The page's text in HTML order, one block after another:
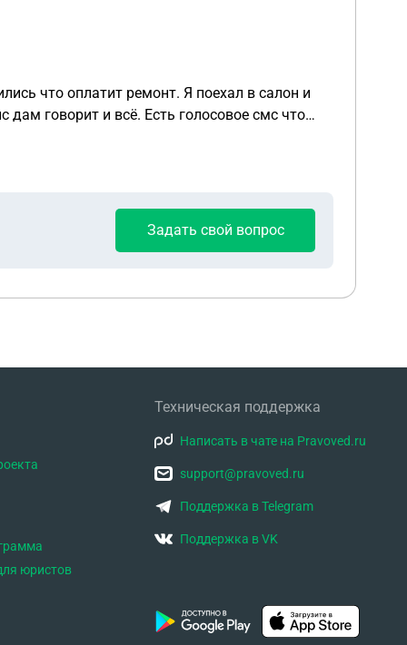
что оплатит ремонт. Я поехал в салон и
Задать свой вопрос
юристов
Техническая поддержка
Написать в чате на Pravoved.ru
support@pravoved.ru
Поддержка в Telegram
Поддержка в VK